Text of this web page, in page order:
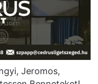
Jeromos,